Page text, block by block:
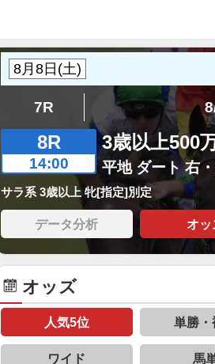
7R
8R
14:00
3歳以上500
平地 ダート 右
サラ系 3歳以上 牝[指定]別定
データ分析 オッ
オッズ
人気5位 単勝・
ワイド 馬